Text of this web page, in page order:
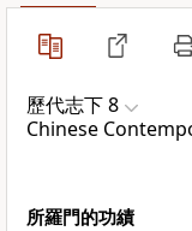
歷代志下 8
Chinese
所羅門的功績